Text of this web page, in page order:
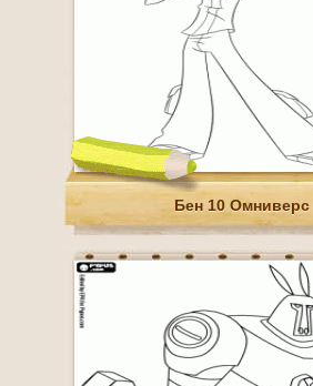
Бен 10 Омниверс